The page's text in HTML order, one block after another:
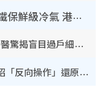
內地客歎港人唔識老！揭港鐵保鮮級冷氣 港人求放過：咪投訴
牙線棒亂用隨時越清越污糟！牙醫驚揭盲目過戶細菌恐致蛀牙：呢種先係日常真保養
WhatsApp預設貼圖點刪？揭1招「反向操作」還原簡潔介面 附3步實測教學